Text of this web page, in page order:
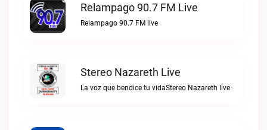
Relampago 90.7 FM Live
Relampago 90.7 FM live
Stereo Nazareth Live
La voz que bendice tu vidaStereo Nazareth live